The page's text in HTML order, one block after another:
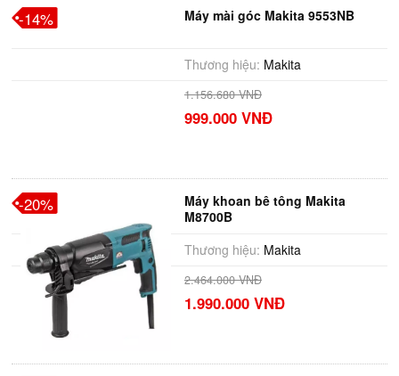
Máy mài góc Makita 9553NB
Thương hiệu: Makita
1.156.680 VNĐ
999.000 VNĐ
-14%
Máy khoan bê tông Makita
M8700B
Thương hiệu: Makita
2.464.000 VNĐ
1.990.000 VNĐ
-20%